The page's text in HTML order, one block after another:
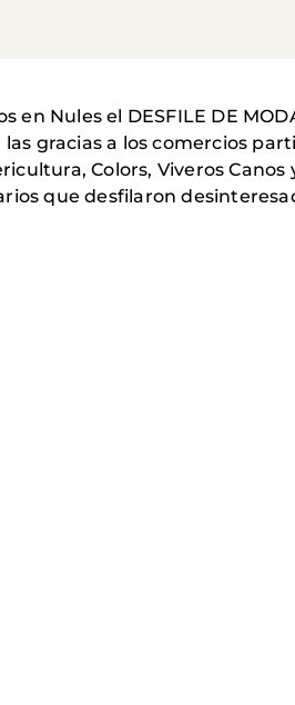
Nules el DESFILE DE
gracias a los comercios
Colors, Viveros
que desfilaron